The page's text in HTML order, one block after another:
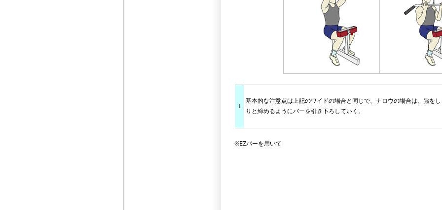
1
基本的な注意点は上記のワイドの場合と同じで、ナロウの場合は、脇をし
りと締めるようにバーを引き下ろしていく。
※EZバーを用いて